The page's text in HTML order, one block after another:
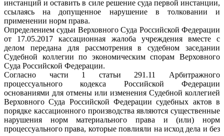
инстанций и оставить в силе решение суда первой инстанции,
ссылаясь на допущенное нарушение в толковании и
применении норм права.
Определением судьи Верховного Суда Российской Федерации
от 17.05.2017 кассационная жалоба учреждения вместе с
делом передана для рассмотрения в судебном заседании
Судебной коллегии по экономическим спорам Верховного
Суда Российской Федерации.
Согласно части 1 статьи 291.11 Арбитражного
процессуального кодекса Российской Федерации
основаниями для отмены или изменения Судебной коллегией
Верховного Суда Российской Федерации судебных актов в
порядке кассационного производства являются существенные
нарушения норм материального права и (или) норм
процессуального права, которые повлияли на исход дела и без